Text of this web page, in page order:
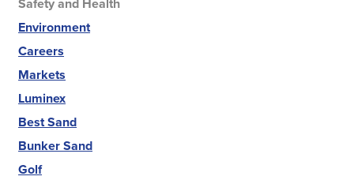
Safety and Health
Environment
Careers
Markets
Luminex
Best Sand
Bunker Sand
Golf